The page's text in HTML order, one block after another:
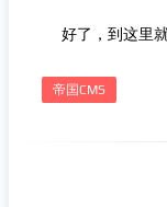
好了，到这里就
帝国CMS